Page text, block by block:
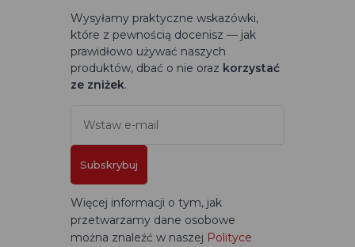
Wysyłamy praktyczne wskazówki,
które z pewnością docenisz — jak
prawidłowo używać naszych
produktów, dbać o nie oraz korzystać
ze zniżek.
Subskrybuj
Więcej informacji o tym, jak
przetwarzamy dane osobowe
można znaleźć w naszej Polityce